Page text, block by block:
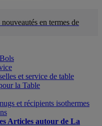
en termes de
et service de table
la Table
et récipients isothermes
Articles autour de La